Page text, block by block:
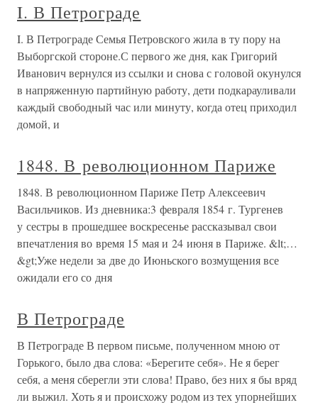
I. В Петрограде
I. В Петрограде Семья Петровского жила в ту пору на
Выборгской стороне.С первого же дня, как Григорий
Иванович вернулся из ссылки и снова с головой окунулся
в напряженную партийную работу, дети подкарауливали
каждый свободный час или минуту, когда отец приходил
домой, и
1848. В революционном Париже
1848. В революционном Париже Петр Алексеевич
Васильчиков. Из дневника:3 февраля 1854 г. Тургенев
у сестры в прошедшее воскресенье рассказывал свои
впечатления во время 15 мая и 24 июня в Париже. &lt;…
&gt;Уже недели за две до Июньского возмущения все
ожидали его со дня
В Петрограде
В Петрограде В первом письме, полученном мною от
Горького, было два слова: «Берегите себя». Не я берег
себя, а меня сберегли эти слова! Право, без них я бы вряд
ли выжил. Хоть я и происхожу родом из тех упорнейших